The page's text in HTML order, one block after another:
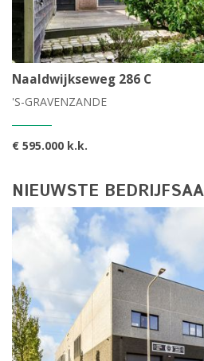
Naaldwijkseweg 286 C
'S-GRAVENZANDE
€ 595.000 k.k.
NIEUWSTE